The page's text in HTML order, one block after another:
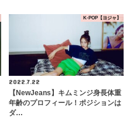
K-POP【ヨジャ】
2022.7.22
【NewJeans】キムミンジ身長体重
年齢のプロフィール！ポジションは
ダ…